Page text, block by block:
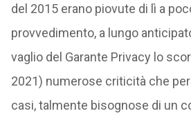
del 2015 erano piovute di lì a
provvedimento, a lungo
vaglio del Garante Privacy lo
2021) numerose criticità che
casi, talmente bisognose di un